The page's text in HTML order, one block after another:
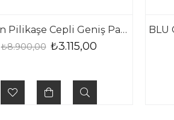
BLU Ön Pilikaşe Cepli Geniş Paça Pantolon
₺3.115,00
₺8.900,00